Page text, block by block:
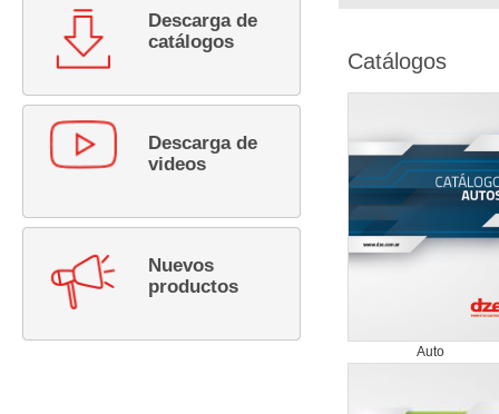
Descarga de
catálogos
Descarga de
videos
Nuevos
productos
Catálogos
Auto